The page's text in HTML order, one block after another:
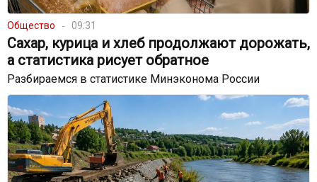
Общество 09:31
Сахар, курица и хлеб продолжают дорожать,
а статистика рисует обратное
Разбираемся в статистике Минэконома России